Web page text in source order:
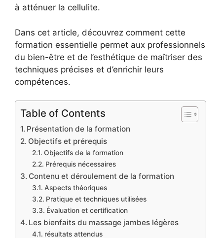
à atténuer la cellulite.
Dans cet article, découvrez comment cette
formation essentielle permet aux professionnels
du bien-être et de l’esthétique de maîtriser des
techniques précises et d’enrichir leurs
compétences.
Table of Contents
Présentation de la formation
Objectifs et prérequis
Objectifs de la formation
Prérequis nécessaires
Contenu et déroulement de la formation
Aspects théoriques
Pratique et techniques utilisées
Évaluation et certification
Les bienfaits du massage jambes légères
résultats attendus